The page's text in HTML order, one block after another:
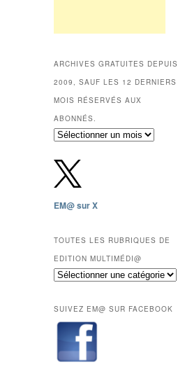
ARCHIVES GRATUITES DEPUIS
2009, SAUF LES 12 DERNIERS
MOIS RÉSERVÉS AUX
ABONNÉS.
Archives
depuis
2009,
sauf
les
mois
réservés
aux
abonnés.
EM@ sur X
TOUTES LES RUBRIQUES DE
EDITION MULTIMÉDI@
Toutes
de
Edition
Multimédi@
SUIVEZ EM@ SUR FACEBOOK